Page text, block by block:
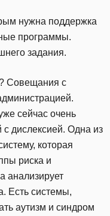
нужна поддержка
программы.
задания.
Совещания с
сейчас очень
с дислексией. Одна из
которая
риска и
анализирует
Есть системы,
аутизм и синдром